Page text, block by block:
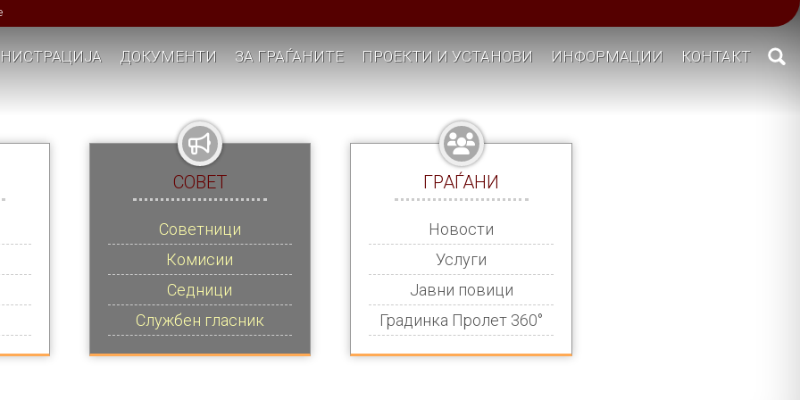
ДОКУМЕНТИ ЗА ГРАЃАНИТЕ ПРОЕКТИ И УСТАНОВИ ИНФОРМАЦИИ КОНТАКТ
СОВЕТ
Советници
Комисии
Седници
Службен гласник
ГРАЃАНИ
Новости
Услуги
Јавни повици
Градинка Пролет 360°